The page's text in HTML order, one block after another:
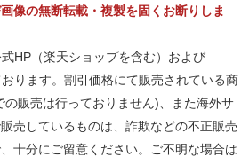
像の無断転載・複製を固くお断りしま
HP（楽天ショップを含む）および
ります。割引価格にて販売されている商
販売は行っておりません)、また海外サ
売しているものは、詐欺などの不正販売
十分にご留意ください。ご不明な場合は